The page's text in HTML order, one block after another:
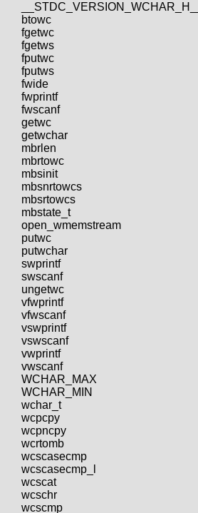
__STDC_VERSION_WCHAR_H__
btowc
fgetwc
fgetws
fputwc
fputws
fwide
fwprintf
fwscanf
getwc
getwchar
mbrlen
mbrtowc
mbsinit
mbsnrtowcs
mbsrtowcs
mbstate_t
open_wmemstream
putwc
putwchar
swprintf
swscanf
ungetwc
vfwprintf
vfwscanf
vswprintf
vswscanf
vwprintf
vwscanf
WCHAR_MAX
WCHAR_MIN
wchar_t
wcpcpy
wcpncpy
wcrtomb
wcscasecmp
wcscasecmp_l
wcscat
wcschr
wcscmp